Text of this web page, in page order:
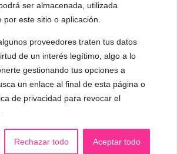
ser almacenada, utilizada
este sitio o aplicación.
proveedores traten tus datos
de un interés legítimo, algo a lo
gestionando tus opciones a
un enlace al final de esta página o
de privacidad para revocar el
Rechazar todo Aceptar todo
acento
Y CITAS
ONLINE
625 14 46 47